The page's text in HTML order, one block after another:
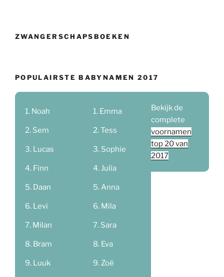
ZWANGERSCHAPSBOEKEN
POPULAIRSTE BABYNAMEN 2017
Noah
Sem
Lucas
Finn
Daan
Levi
Milan
Bram
Luuk
Emma
Tess
Sophie
Julia
Anna
Mila
Sara
Eva
Zoë
Bekijk de
complete
voornamen
top 20 van
2017